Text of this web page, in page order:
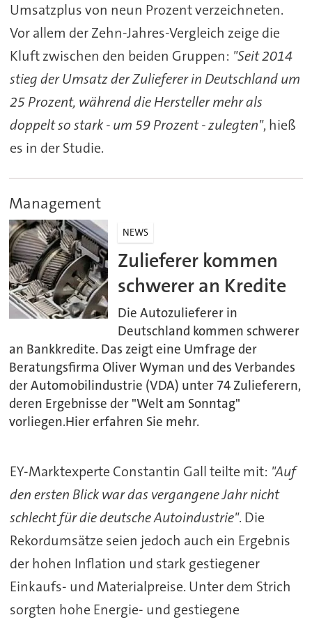
Umsatzplus von neun Prozent verzeichneten.
Vor allem der Zehn-Jahres-Vergleich zeige die
Kluftzwischen den beiden Gruppen: "Seit 2014
stieg der Umsatz der Zulieferer in Deutschland um
25 Prozent, während die Hersteller mehr als
doppelt so stark - um 59 Prozent - zulegten", hieß
es in der Studie.
Management
NEWS
Zulieferer kommen
schwerer an Kredite
Die Autozulieferer in
Deutschland kommen schwerer
an Bankkredite. Das zeigt eine Umfrage der
Beratungsfirma Oliver Wyman und des Verbandes
der Automobilindustrie (VDA) unter 74 Zulieferern,
deren Ergebnisse der "Welt am Sonntag"
vorliegen.Hier erfahren Sie mehr.
EY-Marktexperte Constantin Gall teilte mit: "Auf
den ersten Blick war das vergangene Jahr nicht
schlecht für die deutsche Autoindustrie". Die
Rekordumsätze seien jedoch auch ein Ergebnis
der hohen Inflation und stark gestiegener
Einkaufs- und Materialpreise. Unter dem Strich
sorgten hohe Energie- und gestiegene